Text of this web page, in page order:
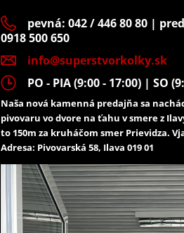
pevná: 042 / 446 80 80 |
0918 500 650
info@superstvorkolky.sk
PO - PIA (9:00 - 17:00) | SO
Naša nová kamenná predajňa sa
pivovaru vo dvore na ťahu v smere z
to 150m za kruháčom smer Prievidza.
Adresa: Pivovarská 58, Ilava 019 01